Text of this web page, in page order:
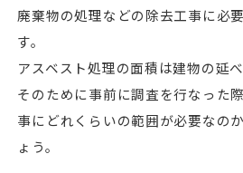
廃棄物の処理などの除去工事に必
す。
アスベスト処理の面積は建物の延
そのために事前に調査を行なった
事にどれくらいの範囲が必要なの
ょう。